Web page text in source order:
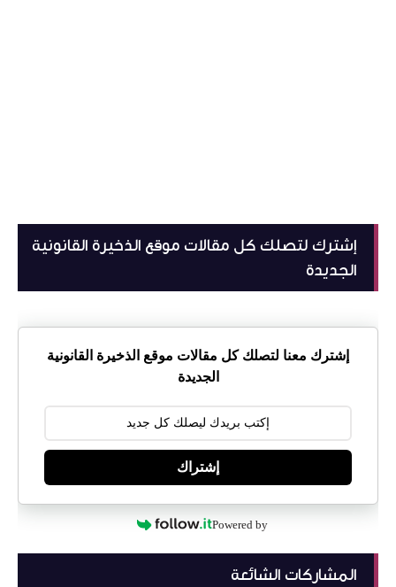
إشترك لتصلك كل مقالات موقع الذخيرة القانونية
الجديدة
إشترك معنا لتصلك كل مقالات موقع الذخيرة القانونية
الجديدة
إشتراك
Powered by
المشاركات الشائعة